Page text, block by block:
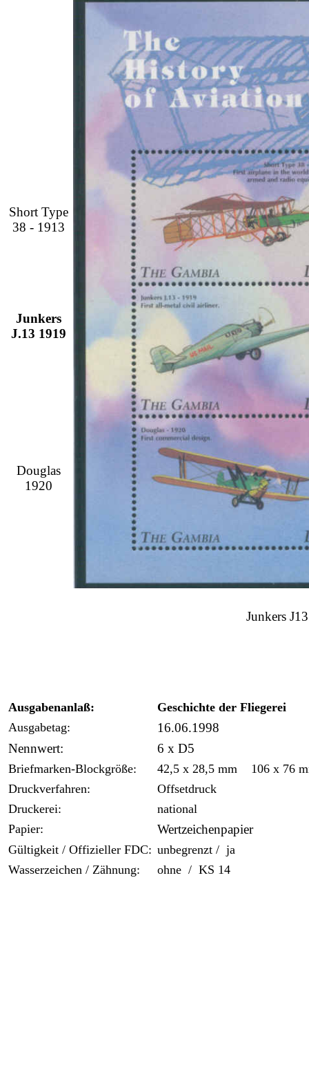
Short Type
38 - 1913
Junkers
J.13 1919
Douglas
1920
Junkers J13 (F13) mit
Ausgabenanlaß:
Geschichte der Fliegerei
Ausgabetag:
16.06.1998
Nennwert:
6 x D5
Briefmarken-Blockgröße:
42,5 x 28,5 mm 106 x 76
Druckverfahren:
Offsetdruck
Druckerei:
national
Papier:
Wertzeichenpapier
Gültigkeit / Offizieller FDC: unbegrenzt / ja
Wasserzeichen / Zähnung:
ohne / KS 14